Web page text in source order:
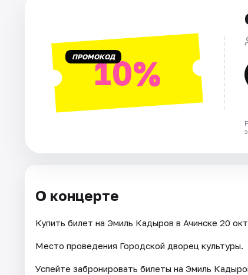
ПРОМОКОД10%
О концерте
Купить билет на Эмиль Кадыров в Ачинске 20
Место проведения Городской дворец культуры.
Успейте забронировать билеты на Эмиль